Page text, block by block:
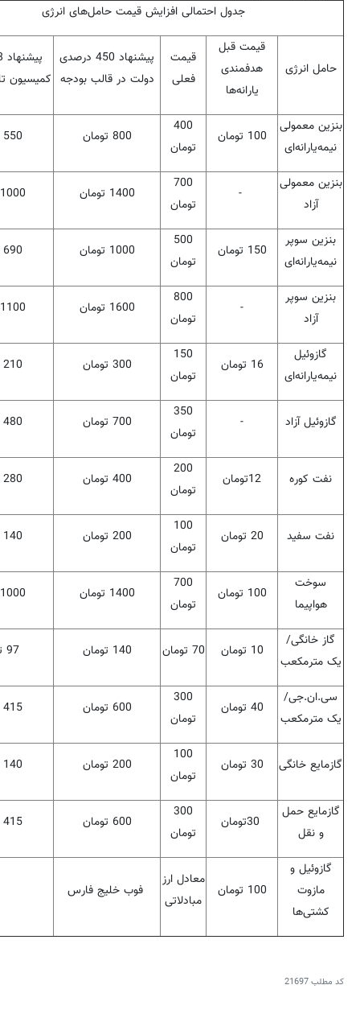
جدول احتمالی افزایش قیمت حامل‌های انرژی
حامل انرژی
قیمت قبل
هدفمندی
یارانه‌ها
قیمت
فعلی
پیشنهاد 450 درصدی
دولت در قالب بودجه کمیسیون
بنزین معمولی
نیمه‌یارانه‌ای
100 تومان
400
تومان
800 تومان 550
بنزین معمولی
آزاد
-
700
تومان
1400 تومان 1000
بنزین سوپر
نیمه‌یارانه‌ای
150 تومان
500
تومان
1000 تومان 690
بنزین سوپر
آزاد
-
800
تومان
1600 تومان 1100
گازوئیل
نیمه‌یارانه‌ای
16 تومان
150
تومان
300 تومان 210
گازوئیل آزاد -
350
تومان
700 تومان 480
نفت کوره 12تومان
200
تومان
400 تومان 280
نفت سفید 20 تومان
100
تومان
200 تومان 140
سوخت
هواپیما
100 تومان
700
تومان
1400 تومان 1000
گاز خانگی/
یک مترمکعب
10 تومان 70 تومان 140 تومان 97
سی.ان.جی/
یک مترمکعب
40 تومان
300
تومان
600 تومان 415
گازمایع خانگی 30 تومان
100
تومان
200 تومان 140
گازمایع حمل
و نقل
تومان
300
تومان
600 تومان 415
گازوئیل و
مازوت
کشتی‌ها
100 تومان
معادل ارز
مبادلاتی
فوب خلیج فارس
کد مطلب21697